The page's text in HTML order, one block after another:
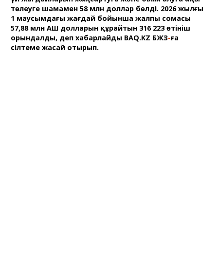
төлеуге шамамен 58 млн доллар бөлді. 2026 жылғы
1 маусымдағы жағдай бойынша жалпы сомасы
57,88 млн АҚШ долларын құрайтын 316 223 өтініш
орындалды, деп хабарлайды BAQ.KZ БЖЗҚ-ға
сілтеме жасай отырып.